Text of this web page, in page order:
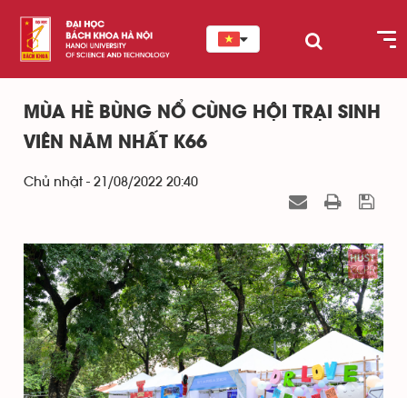
MÙA HÈ BÙNG NỔ CÙNG HỘI TRẠI SINH
VIÊN NĂM NHẤT K66
Chủ nhật - 21/08/2022 20:40